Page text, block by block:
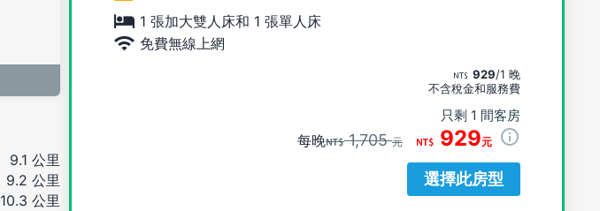
1 張加大雙人床和 1 張單人床
免費無線上網
929/1 晚
不含稅金和服務費
只剩 1 間客房
每晚 1,705元 929元
選擇此房型
9.1 公里
9.2 公里
10.3 公里